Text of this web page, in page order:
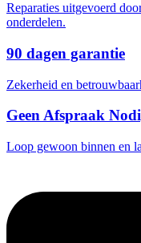
Reparaties uitgevoerd
onderdelen.
90 dagen garantie
Zekerheid en
Geen Afspraak
Loop gewoon binnen en